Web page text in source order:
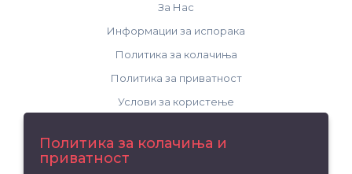
За Нас
Информации за испорака
Политика за колачиња
Политика за приватност
Услови за користење
Политика за колачиња и
приватност